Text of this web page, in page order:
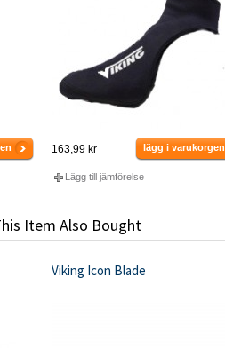
163,99 kr lägg i varukorgen
Lägg till jämförelse
Item Also Bought
Viking Icon Blade